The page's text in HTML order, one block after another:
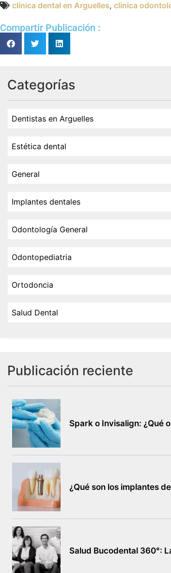
clínica dental en Arguelles, clinica
Compartir Publicación :
Categorías
Dentistas en Arguelles
Estética dental
General
Implantes dentales
Odontología General
Odontopediatria
Ortodoncia
Salud Dental
Publicación reciente
Spark o Invisalign: ¿Qué
¿Qué son los implantes
Salud Bucodental 360°: